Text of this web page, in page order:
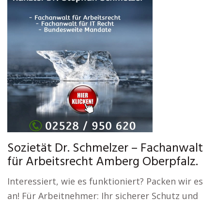
Sozietät Dr. Schmelzer – Fachanwalt
für Arbeitsrecht Amberg Oberpfalz.
Interessiert, wie es funktioniert? Packen wir es
an! Für Arbeitnehmer: Ihr sicherer Schutz und